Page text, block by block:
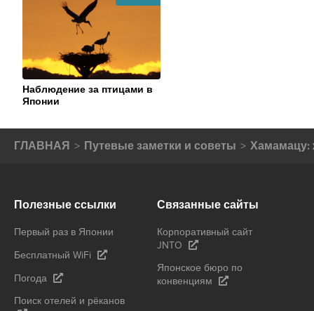
Наблюдение за птицами в
Японии
JAPAN
ГЛАВНАЯ Путевые заметки и советы Хамамацу:
Полезные ссылки
Первый раз в Японии
Бесплатный WiFi
Погода
Поиск отелей и рёканов
Связанные сайты
Корпоративный сайт
JNTO
Японское бюро по
конвенциям